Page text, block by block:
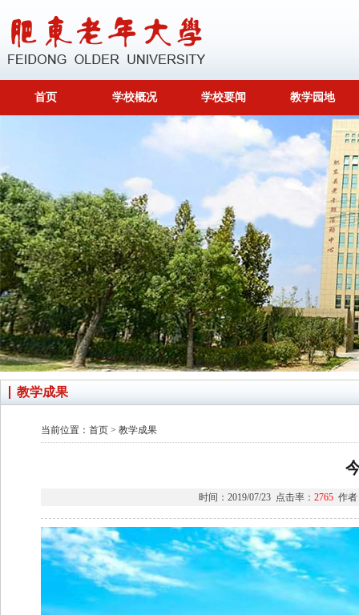
首页 学校概况 学校要闻 教学园地
教学成果
当前位置： 首页 > 教学成果
时间：2019/07/23 点击率： 2765 作